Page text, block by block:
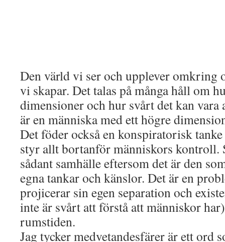
Den värld vi ser och upplever omkring
vi skapar. Det talas på många håll om
dimensioner och hur svårt det kan vara
är en människa med ett högre
Det föder också en konspiratorisk
styr allt bortanför människors kontroll.
sådant samhälle eftersom det är den
egna tankar och känslor. Det är en
projicerar sin egen separation och
inte är svårt att förstå att människor
rumstiden.
Jag tycker medvetandesfärer är ett ord